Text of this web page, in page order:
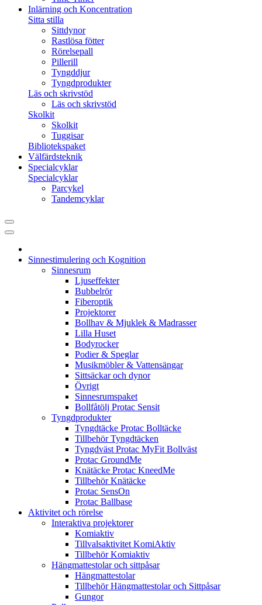
Inlärning och Koncentration
Sitta stilla
Sittdynor
Rastlösa fötter
Rörelsepall
Pillerill
Tyngddjur
Tyngdprodukter
Läs och skrivstöd
Läs och skrivstöd
Skolkit
Skolkit
Tuggisar
Bibliotekspaket
Välfärdsteknik
Specialcyklar
Specialcyklar
Parcykel
Tandemcyklar
Sinnestimulering och Kognition
Sinnesrum
Ljuseffekter
Bubbelrör
Fiberoptik
Projektorer
Bollhav & Mjuklek & Madrasser
Lilla Huset
Bodyrocker
Podier & Speglar
Musikmöbler & Vattensängar
Sittsäckar och dynor
Övrigt
Sinnesrumspaket
Bollfåtölj Protac Sensit
Tyngdprodukter
Tyngdtäcke Protac Bolltäcke
Tillbehör Tyngdtäcken
Tyngdväst Protac MyFit Bollväst
Protac GroundMe
Knätäcke Protac KneedMe
Tillbehör Knätäcke
Protac SensOn
Protac Ballbase
Aktivitet och rörelse
Interaktiva projektorer
Komiaktiv
Tillvalsaktivitet KomiAktiv
Tillbehör Komiaktiv
Hängmattestolar och sittpåsar
Hängmattestolar
Tillbehör Hängmattestolar och Sittpåsar
Gungor